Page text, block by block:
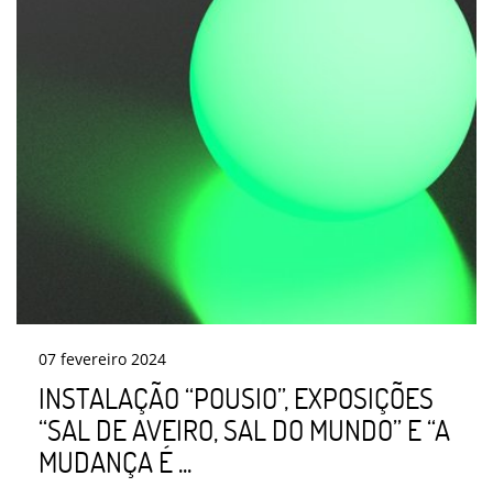
07 fevereiro 2024
INSTALAÇÃO “POUSIO”, EXPOSIÇÕES
“SAL DE AVEIRO, SAL DO MUNDO” E “A
MUDANÇA É ...